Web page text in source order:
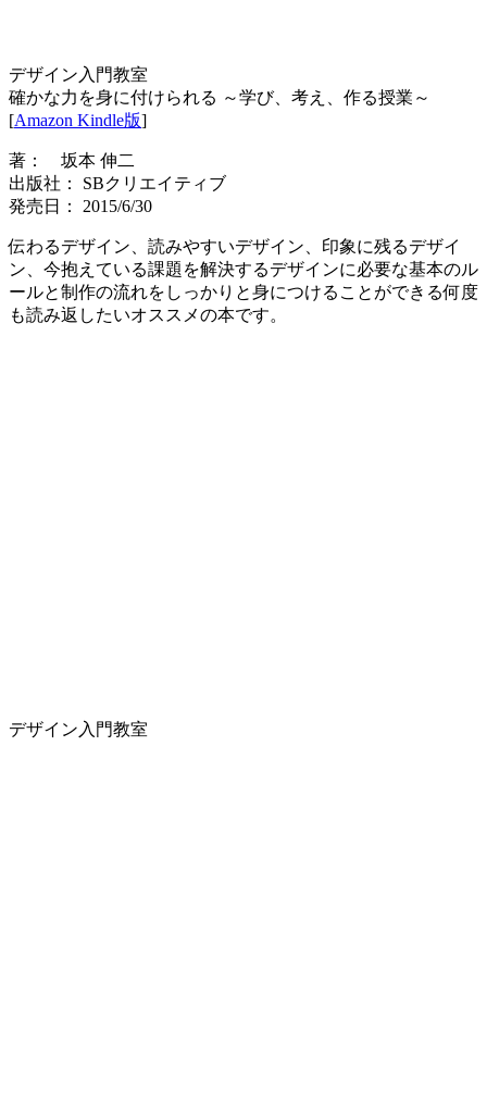
デザイン入門教室
確かな力を身に付けられる ～学び、考え、作る授業～
[Amazon Kindle版]
著： 坂本 伸二
出版社： SBクリエイティブ
発売日： 2015/6/30
伝わるデザイン、読みやすいデザイン、印象に残るデザイ
ン、今抱えている課題を解決するデザインに必要な基本のル
ールと制作の流れをしっかりと身につけることができる何度
も読み返したいオススメの本です。
デザイン入門教室